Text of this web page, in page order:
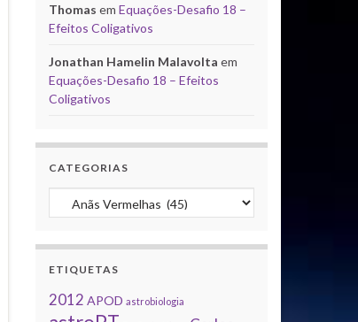
Thomas em Equações-Desafio 18 –
Efeitos Coligativos
Jonathan Hamelin Malavolta em
Equações-Desafio 18 – Efeitos
Coligativos
CATEGORIAS
Categorias
ETIQUETAS
2012 APOD astrobiologia